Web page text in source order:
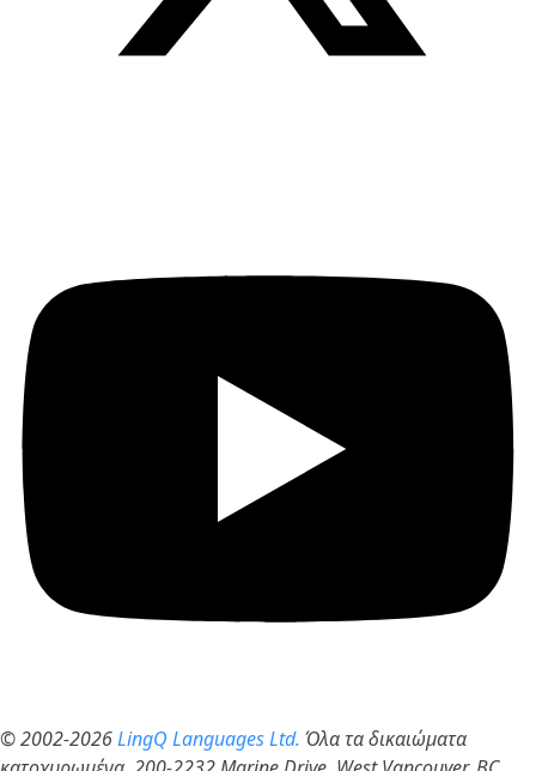
© 2002-2026LingQ Languages Ltd. Όλα τα δικαιώματα